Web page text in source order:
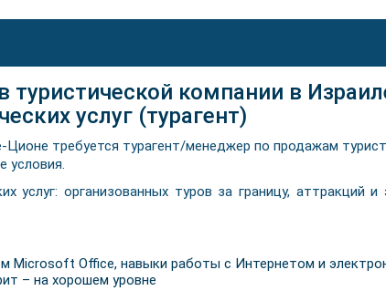
туристической компании в
услуг (турагент)
требуется турагент/менеджер по продажам
условия.
услуг: организованных туров за границу, аттракций
Microsoft Office, навыки работы с Интернетом и
– на хорошем уровне